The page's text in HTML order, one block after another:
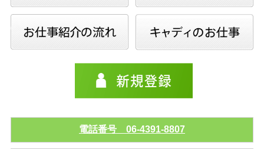
電話番号 06-4391-8807